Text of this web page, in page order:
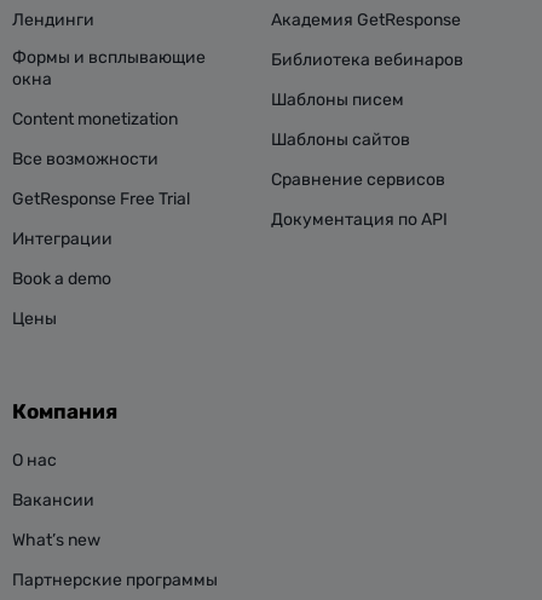
Лендинги
Формы и всплывающие
окна
Content monetization
Все возможности
GetResponse Free Trial
Интеграции
Book a demo
Цены
Академия GetResponse
Библиотека вебинаров
Шаблоны писем
Шаблоны сайтов
Сравнение сервисов
Документация по API
Компания
О нас
Вакансии
What’s new
Партнерские программы